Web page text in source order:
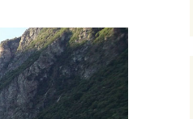
Quemigny-Poisot
Reulle-Vergy
Romanée Conti
Château Loizerolle
Châteauneuf
Châtellenot
Suchots
Oigny
Panges